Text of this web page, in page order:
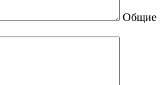
Общие